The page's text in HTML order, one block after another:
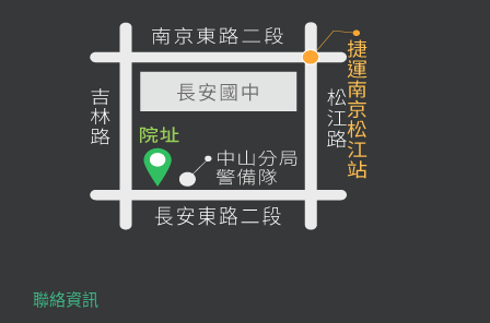
聯絡資訊